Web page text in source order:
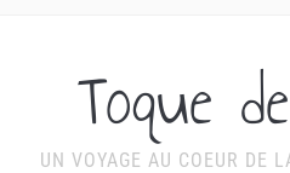
Toque
UN VOYAGE AU COEUR DE